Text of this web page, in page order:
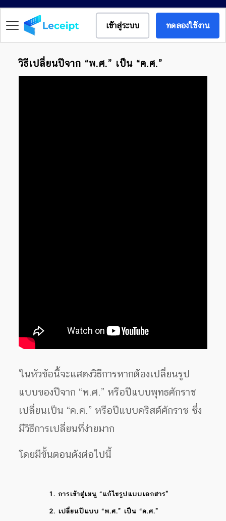
เข้าสู่ระบบ ทดลองใช้งาน
วิธีเปลี่ยนปีจาก “พ.ศ.” เป็น “ค.ศ.”
ในหัวข้อนี้จะแสดงวิธีการหากต้องเปลี่ยนรูป
แบบของปีจาก “พ.ศ.” หรือปีแบบพุทธศักราช
เปลี่ยนเป็น “ค.ศ.” หรือปีแบบคริสต์ศักราช ซึ่ง
มีวิธีการเปลี่ยนที่ง่ายมาก
โดยมีขั้นตอนดังต่อไปนี้
1. การเข้าสู่เมนู “แก้ไขรูปแบบเอกสาร”
2. เปลี่ยนปีแบบ “พ.ศ.” เป็น “ค.ศ.”